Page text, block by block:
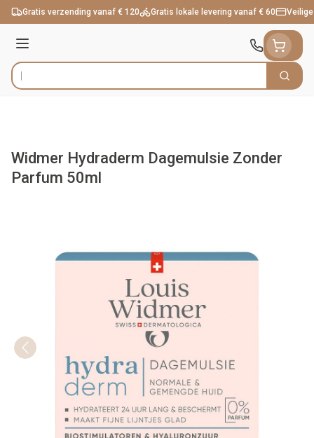
Ga naar de inhoud
Gratis verzending vanaf € 120 Gratis lokale levering vanaf € 60
Menu
Product, merk, categorie... Zoek
Widmer Hydraderm Dagemulsie Zonder
Parfum 50ml